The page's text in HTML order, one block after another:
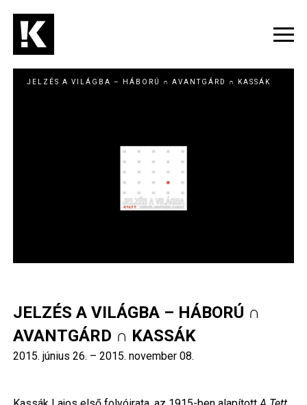
tartalomra
JELZÉS A VILÁGBA – HÁBORÚ ∩ AVANTGÁRD ∩ KASSÁK
JELZÉS A VILÁGBA – HÁBORÚ ∩
AVANTGÁRD ∩ KASSÁK
2015. június 26. – 2015. november 08.